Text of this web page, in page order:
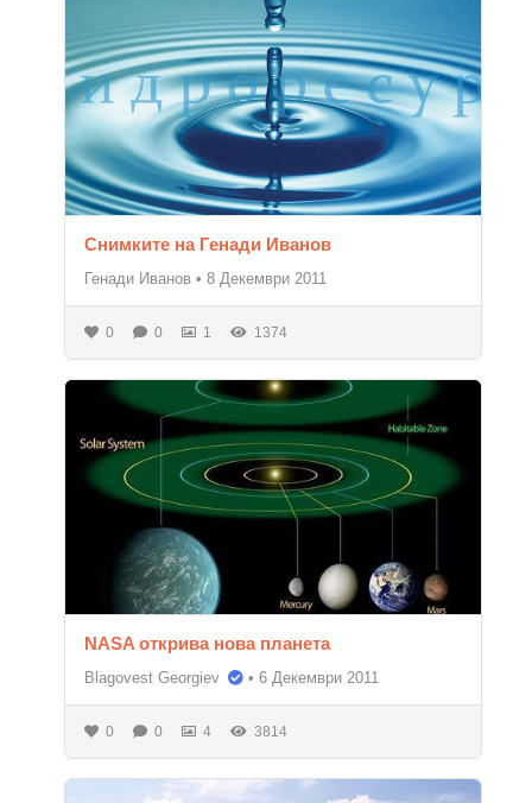
Снимките на Генади Иванов
Генади Иванов • 8 Декември 2011
0 0 1 1374
NASA открива нова планета
Blagovest Georgiev • 6 Декември 2011
0 0 4 3814